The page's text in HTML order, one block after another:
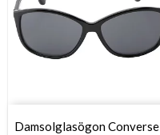
Damsolglasögon Converse